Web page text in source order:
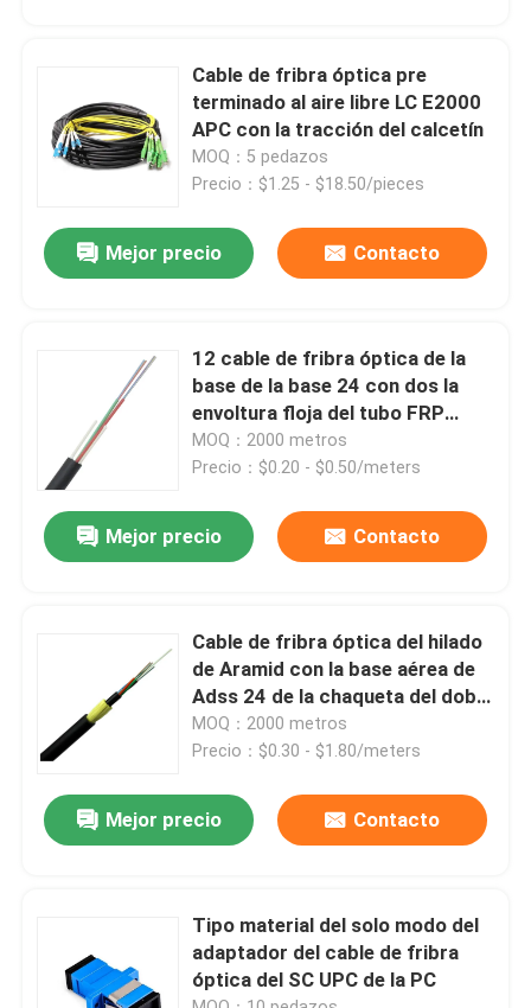
Productos
Videos
VR Show
Visita a la fábrica
Solicitar una cotización
Asamblea de cable de la fibra
Cordón de remiendo del cable de la fibra
Cable de fribra óptica pre
terminado al aire libre LC E2000
APC con la tracción del calcetín
MOQ：5 pedazos
Precio：$1.25 - $18.50/pieces
Mejor precio Contacto
12 cable de fribra óptica de la
base de la base 24 con dos la
envoltura floja del tubo FRP
LSZH
MOQ：2000 metros
Precio：$0.20 - $0.50/meters
Mejor precio Contacto
Cable de fribra óptica del hilado
de Aramid con la base aérea de
Adss 24 de la chaqueta del doble
del alambre de alta tensión
MOQ：2000 metros
Precio：$0.30 - $1.80/meters
Mejor precio Contacto
Tipo material del solo modo del
adaptador del cable de fribra
óptica del SC UPC de la PC